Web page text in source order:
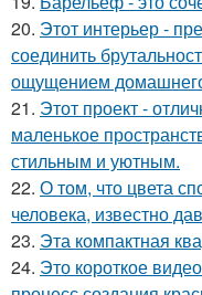
20. Этот интерьер -
соединить
ощущением
21. Этот проект -
маленькое
стильным и уютным.
22. О том, что цвета
человека, известно
23. Эта компактная
24. Это короткое